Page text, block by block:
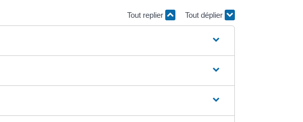
Tout replier Tout déplier